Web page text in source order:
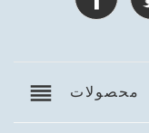
reorder محصولات